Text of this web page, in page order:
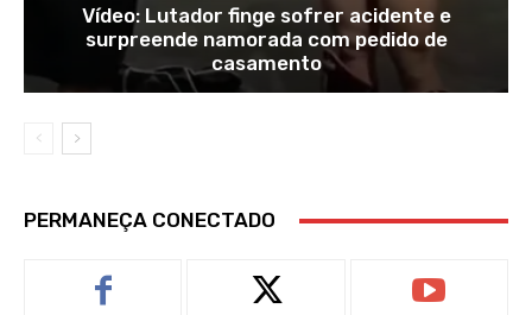
Vídeo: Lutador finge sofrer acidente e
surpreende namorada com pedido de
casamento
PERMANEÇA CONECTADO